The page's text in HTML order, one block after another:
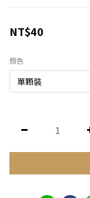
NT$40
顏色